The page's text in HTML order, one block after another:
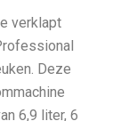
verklapt
Deze
6,9 liter, 6